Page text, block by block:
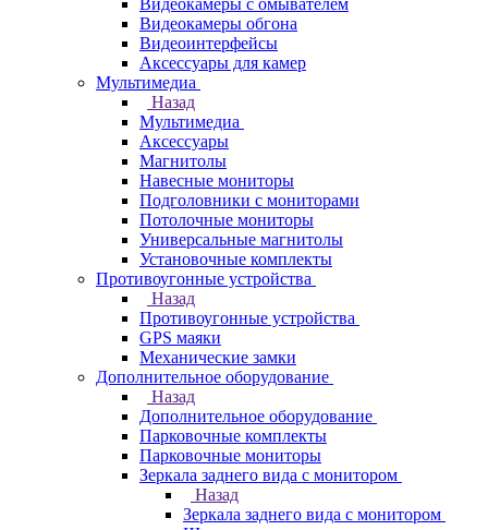
Видеокамеры с омывателем
Видеокамеры обгона
Видеоинтерфейсы
Аксессуары для камер
Мультимедиа
Назад
Мультимедиа
Аксессуары
Магнитолы
Навесные мониторы
Подголовники с мониторами
Потолочные мониторы
Универсальные магнитолы
Установочные комплекты
Противоугонные устройства
Назад
Противоугонные устройства
GPS маяки
Механические замки
Дополнительное оборудование
Назад
Дополнительное оборудование
Парковочные комплекты
Парковочные мониторы
Зеркала заднего вида с монитором
Назад
Зеркала заднего вида с монитором